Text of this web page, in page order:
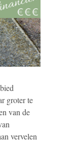
groter te
van de
vervelen